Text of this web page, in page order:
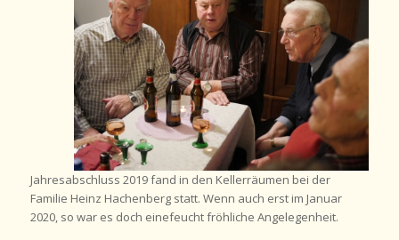
Jahresabschluss 2019 fand in den Kellerräumen bei der
Familie Heinz Hachenberg statt. Wenn auch erst im Januar
2020, so war es doch einefeucht fröhliche Angelegenheit.